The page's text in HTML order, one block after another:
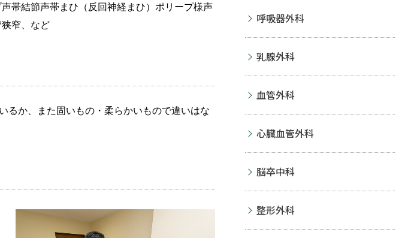
帯結節声帯まひ（反回神経まひ）ポリープ様声
窄、など
るか、また固いもの・柔らかいもので違いはな
呼吸器外科
乳腺外科
血管外科
心臓血管外科
脳卒中科
整形外科